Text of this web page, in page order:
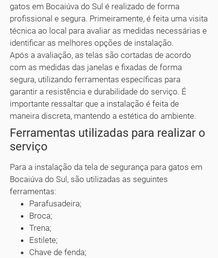
gatos em Bocaiúva do Sul é realizado de forma
profissional e segura. Primeiramente, é feita uma visita
técnica ao local para avaliar as medidas necessárias e
identificar as melhores opções de instalação.
Após a avaliação, as telas são cortadas de acordo
com as medidas das janelas e fixadas de forma
segura, utilizando ferramentas específicas para
garantir a resistência e durabilidade do serviço. É
importante ressaltar que a instalação é feita de
maneira discreta, mantendo a estética do ambiente.
Ferramentas utilizadas para realizar o
serviço
Para a instalação da tela de segurança para gatos em
Bocaiúva do Sul, são utilizadas as seguintes
ferramentas:
Parafusadeira;
Broca;
Trena;
Estilete;
Chave de fenda;